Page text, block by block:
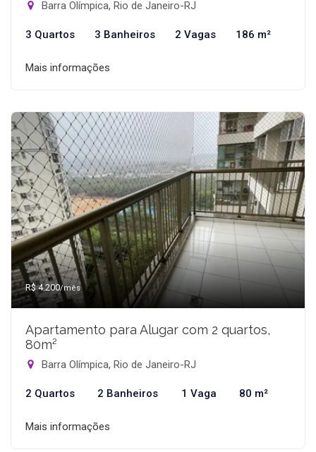
Barra Olímpica, Rio de Janeiro-RJ
3 Quartos 3 Banheiros 2 Vagas 186 m²
Mais informações
R$ 4.200/mês
Apartamento para Alugar com 2 quartos,
80m²
Barra Olímpica, Rio de Janeiro-RJ
2 Quartos 2 Banheiros 1 Vaga 80 m²
Mais informações